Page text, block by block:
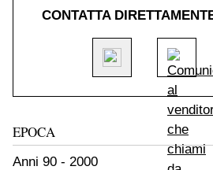
CONTATTA
EPOCA
Anni 90 - 2000